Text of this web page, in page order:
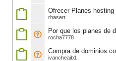
Ofrecer Planes hosting
rhasert
Por que los planes de
rocha7778
Compra de dominios
ivancheaib1